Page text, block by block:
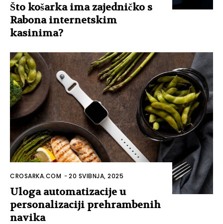
Što košarka ima zajedničko s
Rabona internetskim
kasinima?
CROSARKA.COM -20 SVIBNJA, 2025
Uloga automatizacije u
personalizaciji prehrambenih
navika